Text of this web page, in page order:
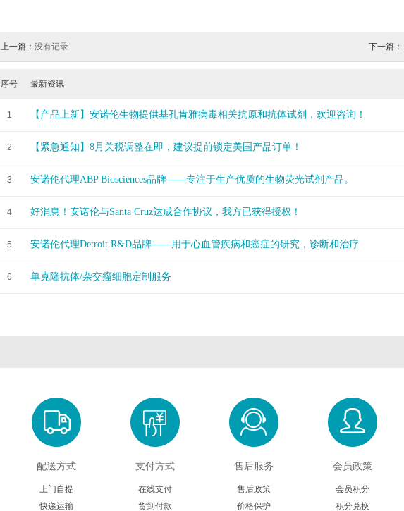
上一篇： 没有记录 下一篇：
序号 最新资讯
1 【产品上新】安诺伦生物提供基孔肯雅病毒相关抗原和抗体试剂，欢迎咨询！
2 【紧急通知】8月关税调整在即，建议提前锁定美国产品订单！
3 安诺伦代理ABP Biosciences品牌——专注于生产优质的生物荧光试剂产品。
4 好消息！安诺伦与Santa Cruz达成合作协议，我方已获得授权！
5 安诺伦代理Detroit R&D品牌——用于心血管疾病和癌症的研究，诊断和治疗
6 单克隆抗体/杂交瘤细胞定制服务
配送方式
上门自提
快递运输
支付方式
在线支付
货到付款
售后服务
售后政策
价格保护
会员政策
会员积分
积分兑换